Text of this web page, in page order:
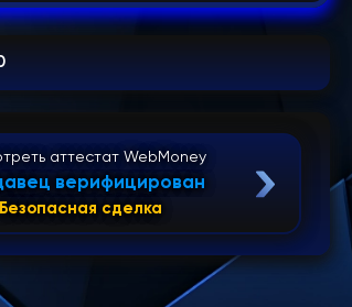
аттестат WebMoney
верифицирован
Безопасная сделка